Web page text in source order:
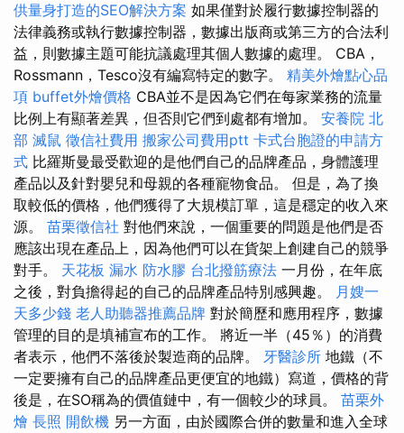
供量身打造的SEO解決方案 如果僅對於履行數據控制器的
法律義務或執行數據控制器，數據出版商或第三方的合法利
益，則數據主題可能抗議處理其個人數據的處理。 CBA，
Rossmann，Tesco沒有編寫特定的數字。 精美外燴點心品
項 buffet外燴價格 CBA並不是因為它們在每家業務的流量
比例上有顯著差異，但否則它們到處都有增加。 安養院 北
部 滅鼠 徵信社費用 搬家公司費用ptt 卡式台胞證的申請方
式 比羅斯曼最受歡迎的是他們自己的品牌產品，身體護理
產品以及針對嬰兒和母親的各種寵物食品。 但是，為了換
取較低的價格，他們獲得了大規模訂單，這是穩定的收入來
源。 苗栗徵信社 對他們來說，一個重要的問題是他們是否
應該出現在產品上，因為他們可以在貨架上創建自己的競爭
對手。 天花板 漏水 防水膠 台北撥筋療法 一月份，在年底
之後，對負擔得起的自己的品牌產品特別感興趣。 月嫂一
天多少錢 老人助聽器推薦品牌 對於簡歷和應用程序，數據
管理的目的是填補宣布的工作。 將近一半（45％）的消費
者表示，他們不落後於製造商的品牌。 牙醫診所 地鐵（不
一定要擁有自己的品牌產品更便宜的地鐵）寫道，價格的背
後是，在SO稱為的價值鏈中，有一個較少的球員。 苗栗外
燴 長照 開飲機 另一方面，由於國際合併的數量和進入全球